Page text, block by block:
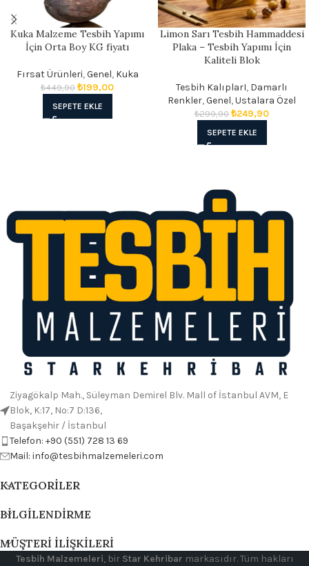
Kuka Malzeme Tesbih Yapımı
İçin Orta Boy KG fiyatı
Fırsat Ürünleri,Genel, Kuka
₺449,90 ₺199,00
SEPETE EKLE
Limon Sarı Tesbih Hammaddesi
Plaka – Tesbih Yapımı İçin
Kaliteli Blok
Tesbih KalıplarI, Damarlı
Renkler,Genel,Ustalara Özel
₺299,90 ₺249,90
SEPETE EKLE
Ziyagökalp Mah., Süleyman Demirel Blv. Mall of İstanbul AVM, E
Blok, K:17, No:7 D:136,
Başakşehir / İstanbul
Telefon: +90 (551) 728 13 69
Mail: info@tesbihmalzemeleri.com
KATEGORILER
BILGILENDIRME
MÜŞTERI İLIŞKILERI
Tesbih Malzemeleri, bir Star Kehribar markasıdır. Tüm hakları